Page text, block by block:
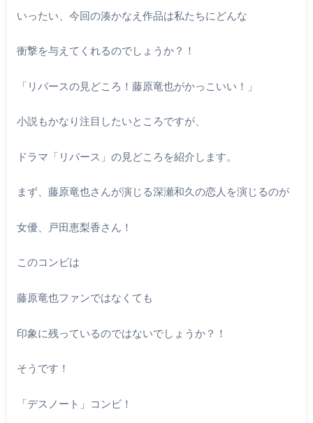
いったい、今回の湊かなえ作品は私たちにどんな
衝撃を与えてくれるのでしょうか？！
「リバースの見どころ！藤原竜也がかっこいい！」
小説もかなり注目したいところですが、
ドラマ「リバース」の見どころを紹介します。
まず、藤原竜也さんが演じる深瀬和久の恋人を演じるのが
女優、戸田恵梨香さん！
このコンビは
藤原竜也ファンではなくても
印象に残っているのではないでしょうか？！
そうです！
「デスノート」コンビ！